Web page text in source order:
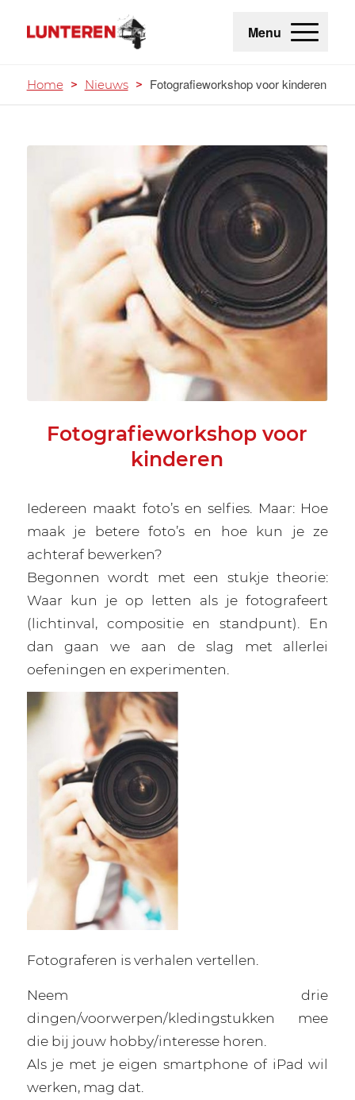
Menu
Home > Nieuws > Fotografieworkshop voor kinderen
Fotografieworkshop voor
kinderen
Iedereen maakt foto’s en selfies. Maar: Hoe
maak je betere foto’s en hoe kun je ze
achteraf bewerken?
Begonnen wordt met een stukje theorie:
Waar kun je op letten als je fotografeert
(lichtinval, compositie en standpunt). En
dan gaan we aan de slag met allerlei
oefeningen en experimenten.
Fotograferen is verhalen vertellen.
Neem drie
dingen/voorwerpen/kledingstukken mee
die bij jouw hobby/interesse horen.
Als je met je eigen smartphone of iPad wil
werken, mag dat.